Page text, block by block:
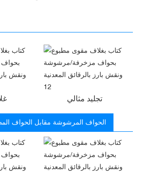
تجليد مثالي
الحواف المرشوشة مقابل الحواف